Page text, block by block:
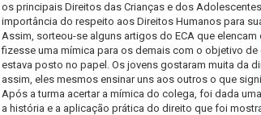
os principais Direitos das Crianças e dos
importância do respeito aos Direitos Humanos para
Assim, sorteou-se alguns artigos do ECA que
fizesse uma mímica para os demais com o objetivo
estava posto no papel. Os jovens gostaram muita da
assim, eles mesmos ensinar uns aos outros o que
Após a turma acertar a mímica do colega, foi dada
a história e a aplicação prática do direito que foi